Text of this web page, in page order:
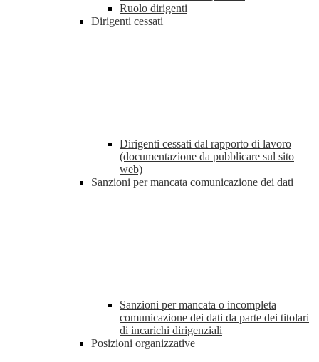
Ruolo dirigenti
Dirigenti cessati
Dirigenti cessati dal rapporto di lavoro
(documentazione da pubblicare sul sito
web)
Sanzioni per mancata comunicazione dei dati
Sanzioni per mancata o incompleta
comunicazione dei dati da parte dei titolari
di incarichi dirigenziali
Posizioni organizzative